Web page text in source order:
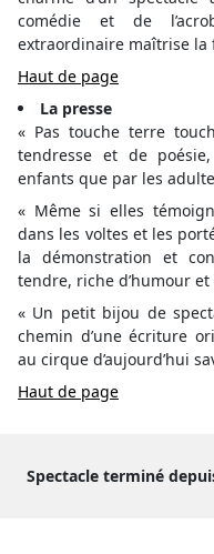
comédie et de
extraordinaire maîtrise la
Haut de page
La presse
« Pas touche terre
tendresse et de
enfants que par les
« Même si elles
dans les voltes et les
la démonstration et
tendre, riche d’humour et
« Un petit bijou de
chemin d’une écriture
au cirque d’aujourd’hui
Haut de page
Spectacle terminé